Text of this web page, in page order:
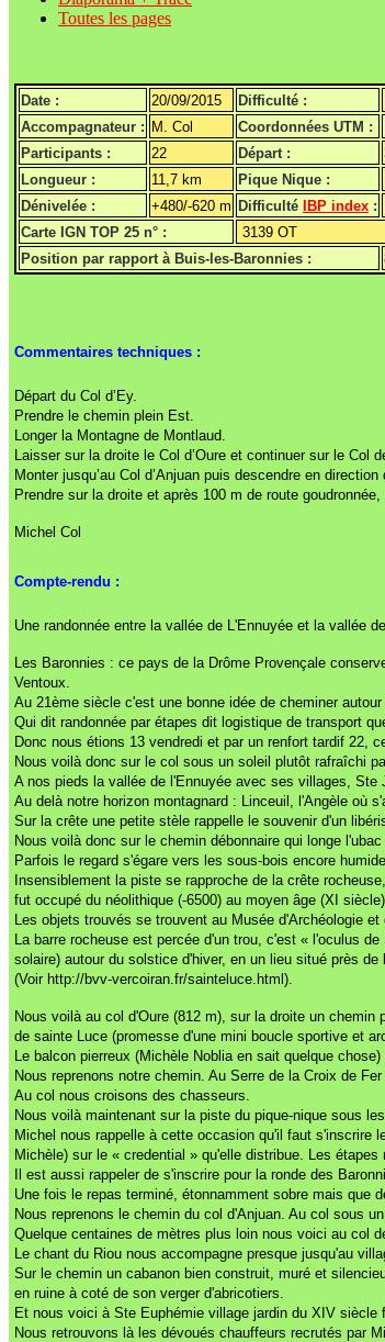
Toutes les pages
Date : 20/09/2015 Difficulté :
Accompagnateur : M. Col
Coordonnées UTM :
Participants :
22 Départ :
Longueur :
11,7 km
Pique Nique :
Dénivelée :
+480/-620 m Difficulté IBP index :
Carte IGN TOP 25 n° :
3139 OT
Position par rapport à Buis-les-Baronnies :
Commentaires techniques :
Départ du Col d’Ey.
Prendre le chemin plein Est.
Longer la Montagne de Montlaud.
Laisser sur la droite le Col d’Oure et continuer sur le Col
Monter jusqu’au Col d’Anjuan puis descendre en
Prendre sur la droite et après 100 m de route
Michel Col
Compte-rendu :
Une randonnée entre la vallée de L'Ennuyée et la vallée
Les Baronnies : ce pays de la Drôme Provençale
Ventoux.
Au 21ème siècle c'est une bonne idée de cheminer
Qui dit randonnée par étapes dit logistique de transport
Donc nous étions 13 vendredi et par un renfort tardif 22,
Nous voilà donc sur le col sous un soleil plutôt rafraîchi
A nos pieds la vallée de l'Ennuyée avec ses villages, Ste
Au delà notre horizon montagnard : Linceuil, l'Angèle où
Sur la crête une petite stèle rappelle le souvenir d'un
Nous voilà donc sur le chemin débonnaire qui longe
Parfois le regard s'égare vers les sous-bois encore
Insensiblement la piste se rapproche de la crête
fut occupé du néolithique (-6500) au moyen âge (XI siècle).
Les objets trouvés se trouvent au Musée d'Archéologie et
La barre rocheuse est percée d'un trou, c'est « l'oculus
solaire) autour du solstice d'hiver, en un lieu situé près
(Voir http://bvv-vercoiran.fr/sainteluce.html).
Nous voilà au col d'Oure (812 m), sur la droite un
de sainte Luce (promesse d'une mini boucle sportive et
Le balcon pierreux (Michèle Noblia en sait quelque
Nous reprenons notre chemin. Au Serre de la Croix de
Au col nous croisons des chasseurs.
Nous voilà maintenant sur la piste du pique-nique sous
Michel nous rappelle à cette occasion qu'il faut s'inscrire
Michèle) sur le « credential » qu'elle distribue. Les
Il est aussi rappeler de s'inscrire pour la ronde des
Une fois le repas terminé, étonnamment sobre mais que
Nous reprenons le chemin du col d'Anjuan. Au col sous
Quelque centaines de mètres plus loin nous voici au col
Le chant du Riou nous accompagne presque jusqu'au
Sur le chemin un cabanon bien construit, muré et
en ruine à coté de son verger d'abricotiers.
Et nous voici à Ste Euphémie village jardin du XIV
Nous retrouvons là les dévoués chauffeurs recrutés par